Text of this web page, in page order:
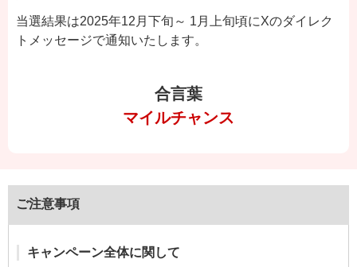
当選結果は2025年12月下旬～ 1月上旬頃にXのダイレク
トメッセージで通知いたします。
合言葉
マイルチャンス
ご注意事項
キャンペーン全体に関して